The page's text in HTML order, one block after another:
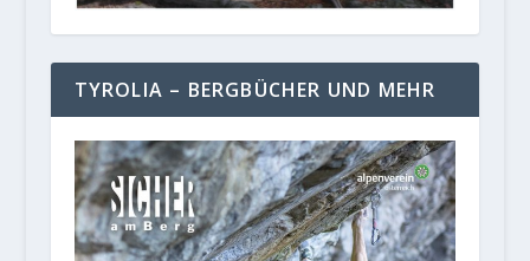
TYROLIA – BERGBÜCHER UND MEHR